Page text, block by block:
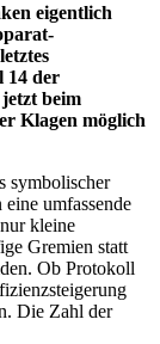
eigentlich
14 der
beim
Klagen möglich
symbolischer
umfassende
kleine
Gremien statt
Ob Protokoll
Die Zahl der